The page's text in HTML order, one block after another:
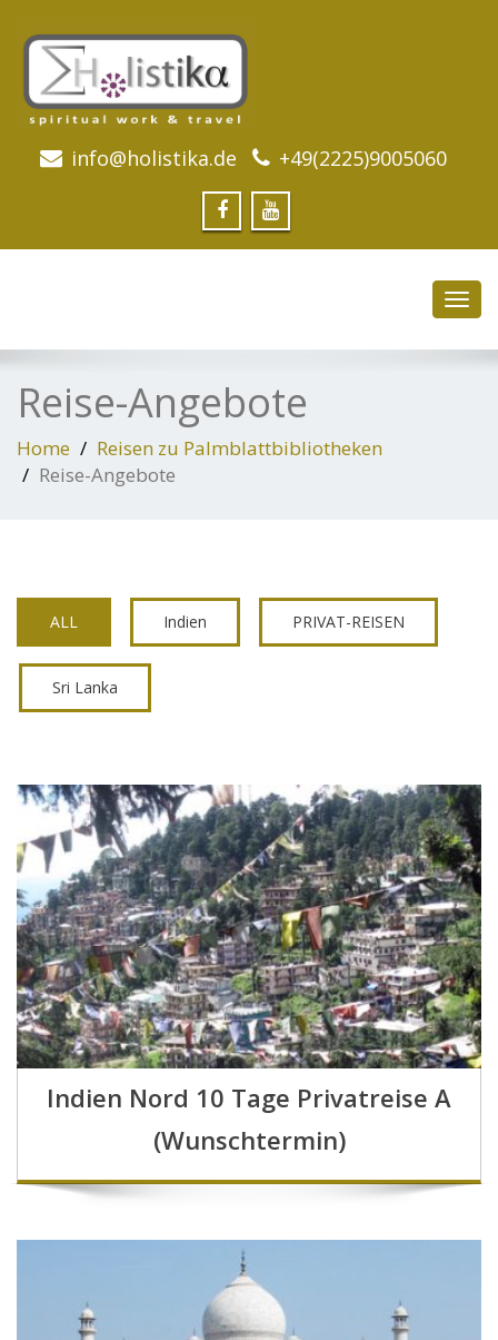
info@holistika.de +49(2225)9005060
Reise-Angebote
Home
Reisen zu Palmblattbibliotheken
Reise-Angebote
ALL Indien PRIVAT-REISEN
Sri Lanka
Indien Nord 10 Tage Privatreise A
(Wunschtermin)